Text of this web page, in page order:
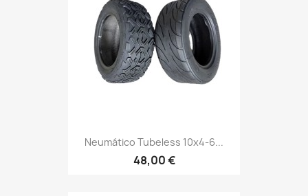
Neumático Tubeless 10x4-6...
48,00 €